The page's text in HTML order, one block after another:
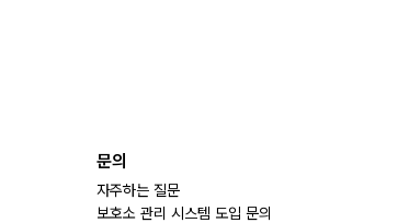
문의
자주하는 질문
보호소 관리 시스템 도입 문의